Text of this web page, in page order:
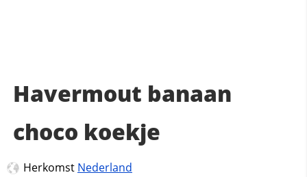
Havermout banaan
choco koekje
Herkomst Nederland